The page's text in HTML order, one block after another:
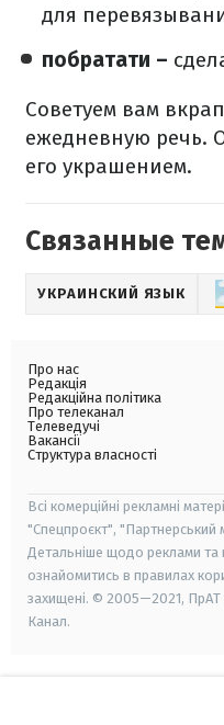
для
побратати –
Советуем вам
ежедневную речь.
его украшением.
Связанные
УКРАИНСКИЙ ЯЗЫК
Про нас
Редакція
Редакційна політика
Про телеканал
Телеведучі
Вакансії
Структура власності
Всі комерційні рекламні
"Спецпроєкт", "Партнерський
Детальніше щодо реклами та
ознайомитись в правилах
захищені. © 2005—2021, ПрАТ
Канал.